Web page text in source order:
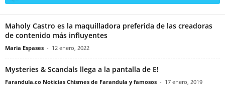
Maholy Castro es la maquilladora preferida de las creadoras
de contenido más influyentes
Maria Espases - 12 enero, 2022
Mysteries & Scandals llega a la pantalla de E!
Farandula.co Noticias Chismes de Farandula y famosos - 17 enero, 2019